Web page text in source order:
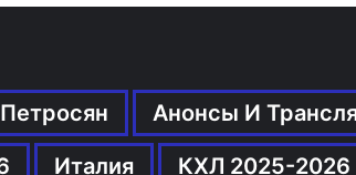
Анонсы И
Италия КХЛ 2025-2026